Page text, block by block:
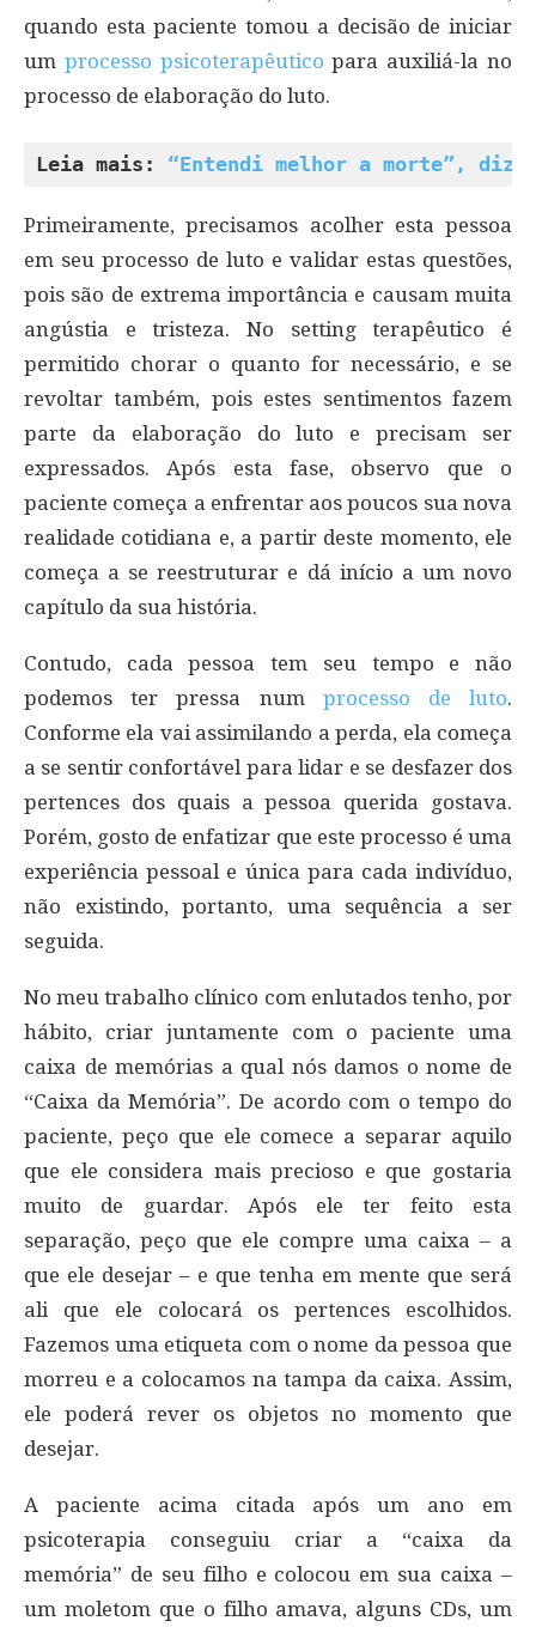
quando esta paciente tomou a decisão de iniciar
um processo psicoterapêuticopara auxiliá-la no
processo de elaboração do luto.
Leia mais: “Entendi melhor a morte”, diz
Primeiramente, precisamos acolher esta pessoa
em seu processo de luto e validar estas questões,
pois são de extrema importância e causam muita
angústia e tristeza. No setting terapêutico é
permitido chorar o quanto for necessário, e se
revoltar também, pois estes sentimentos fazem
parte da elaboração do luto e precisam ser
expressados. Após esta fase, observo que o
paciente começa a enfrentar aos poucos sua nova
realidade cotidiana e, a partir deste momento, ele
começa a se reestruturar e dá início a um novo
capítulo da sua história.
Contudo, cada pessoa tem seu tempo e não
podemos ter pressa num processo de luto.
Conforme ela vai assimilando a perda, ela começa
a se sentir confortável para lidar e se desfazer dos
pertences dos quais a pessoa querida gostava.
Porém, gosto de enfatizar que este processo é uma
experiência pessoal e única para cada indivíduo,
não existindo, portanto, uma sequência a ser
seguida.
No meu trabalho clínico com enlutados tenho, por
hábito, criar juntamente com o paciente uma
caixa de memórias a qual nós damos o nome de
“Caixa da Memória”. De acordo com o tempo do
paciente, peço que ele comece a separar aquilo
que ele considera mais precioso e que gostaria
muito de guardar. Após ele ter feito esta
separação, peço que ele compre uma caixa – a
que ele desejar – e que tenha em mente que será
ali que ele colocará os pertences escolhidos.
Fazemos uma etiqueta com o nome da pessoa que
morreu e a colocamos na tampa da caixa. Assim,
ele poderá rever os objetos no momento que
desejar.
A paciente acima citada após um ano em
psicoterapia conseguiu criar a “caixa da
memória” de seu filho e colocou em sua caixa –
um moletom que o filho amava, alguns CDs, um